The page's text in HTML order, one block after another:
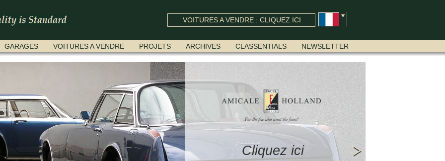
VOITURES A VENDRE : CLIQUEZ ICI
GARAGES VOITURES A VENDRE PROJETS ARCHIVES CLASSENTIALS NEWSLETTER
Cliquez ici